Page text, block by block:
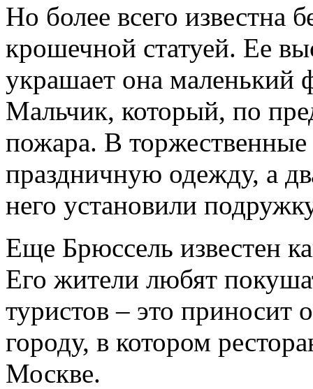
Но более всего известна
крошечной статуей. Ее
украшает она
Мальчик, который, по
пожара. В
праздничную одежду, а
него установили
Еще Брюссель известен
Его жители любят
туристов – это приносит
городу, в котором
Москве.